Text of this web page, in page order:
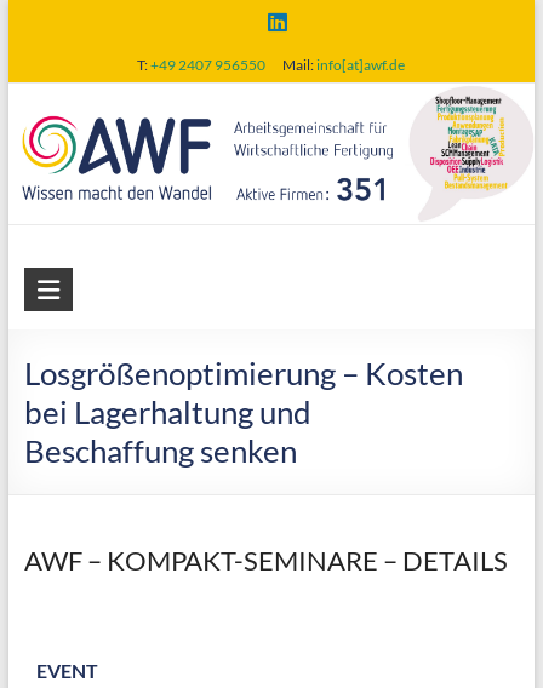
content
T:+49 2407 956550 Mail:info[at]awf.de
AWF
wirtschaftliche
Fertigung
Losgrößenoptimierung – Kosten
bei Lagerhaltung und
Beschaffung senken
AWF – KOMPAKT-SEMINARE – DETAILS
EVENT